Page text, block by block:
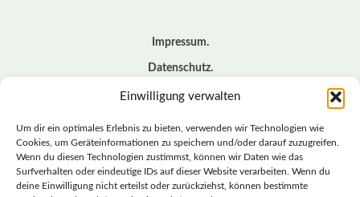
Einwilligung verwalten
Um dir ein optimales Erlebnis zu bieten, verwenden wir Technologien wie
Cookies, um Geräteinformationen zu speichern und/oder darauf zuzugreifen.
Wenn du diesen Technologien zustimmst, können wir Daten wie das
Surfverhalten oder eindeutige IDs auf dieser Website verarbeiten. Wenn du
deine Einwilligung nicht erteilst oder zurückziehst, können bestimmte
Impressum
Datenschutz
Cookie – Richtlinie (EU)
© BASISDEMOKRATISCHE PARTEI DEUTSCHLAND *
LANDESVERBAND SACHSEN